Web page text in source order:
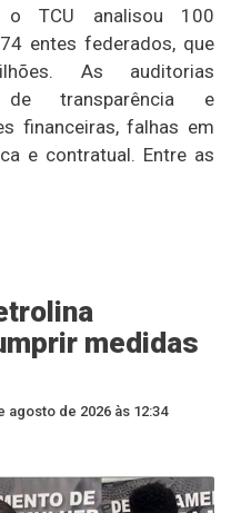
TCU analisou 100
entes federados, que
As auditorias
de transparência e
financeiras, falhas em
e contratual. Entre as
medidas
agosto de 2026 às 12:34